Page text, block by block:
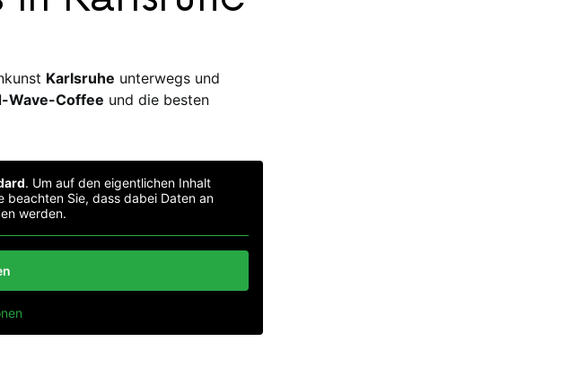
Karlsruhe unterwegs und
Wave-Coffee und die besten
. Um auf den eigentlichen Inhalt
Sie, dass dabei Daten an
werden.